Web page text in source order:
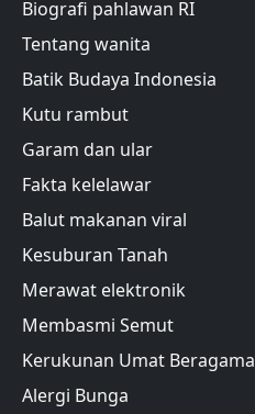
Biografi pahlawan RI
Tentang wanita
Batik Budaya Indonesia
Kutu rambut
Garam dan ular
Fakta kelelawar
Balut makanan viral
Kesuburan Tanah
Merawat elektronik
Membasmi Semut
Kerukunan Umat Beragama
Alergi Bunga